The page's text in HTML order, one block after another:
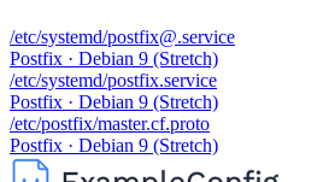
/etc/systemd/postfix@.service
Postfix · Debian 9 (Stretch)
/etc/systemd/postfix.service
Postfix · Debian 9 (Stretch)
/etc/postfix/master.cf.proto
Postfix · Debian 9 (Stretch)